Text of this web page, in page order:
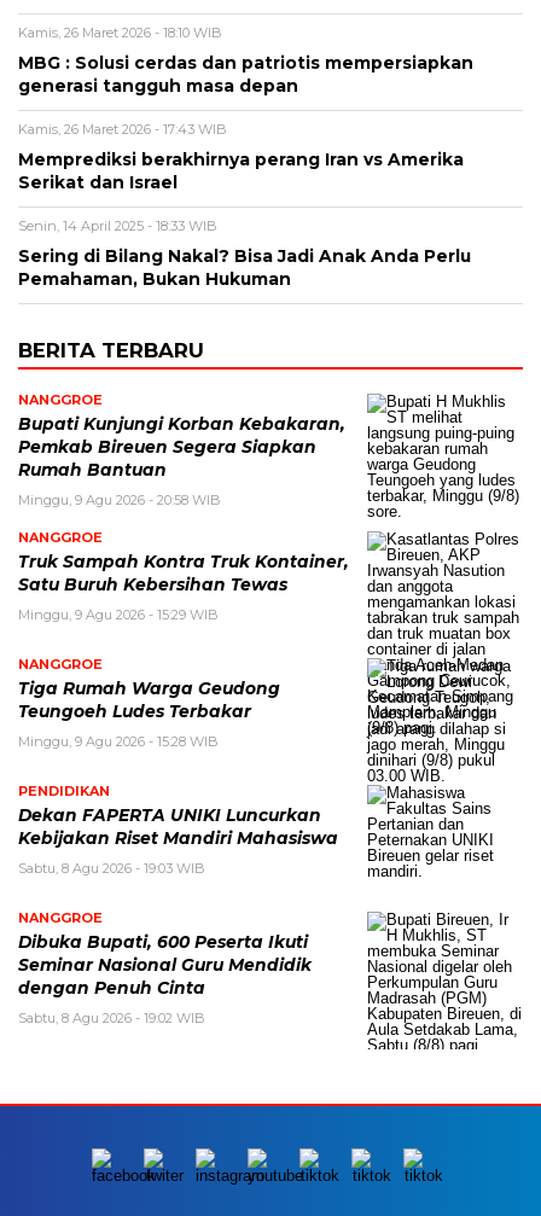
Kamis, 26 Maret 2026 - 18:10 WIB
MBG : Solusi cerdas dan patriotis mempersiapkan
generasi tangguh masa depan
Kamis, 26 Maret 2026 - 17:43 WIB
Memprediksi berakhirnya perang Iran vs Amerika
Serikat dan Israel
Senin, 14 April 2025 - 18:33 WIB
Sering di Bilang Nakal? Bisa Jadi Anak Anda Perlu
Pemahaman, Bukan Hukuman
BERITA TERBARU
NANGGROE
Bupati Kunjungi Korban Kebakaran,
Pemkab Bireuen Segera Siapkan
Rumah Bantuan
Minggu, 9 Agu 2026 - 20:58 WIB
NANGGROE
Truk Sampah Kontra Truk Kontainer,
Satu Buruh Kebersihan Tewas
Minggu, 9 Agu 2026 - 15:29 WIB
NANGGROE
Tiga Rumah Warga Geudong
Teungoeh Ludes Terbakar
Minggu, 9 Agu 2026 - 15:28 WIB
PENDIDIKAN
Dekan FAPERTA UNIKI Luncurkan
Kebijakan Riset Mandiri Mahasiswa
Sabtu, 8 Agu 2026 - 19:03 WIB
NANGGROE
Dibuka Bupati, 600 Peserta Ikuti
Seminar Nasional Guru Mendidik
dengan Penuh Cinta
Sabtu, 8 Agu 2026 - 19:02 WIB